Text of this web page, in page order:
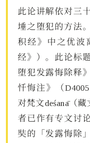
此论讲解依对三
埵之堕犯的方法
积经》中之优波
经》）。此论标
堕犯发露悔除释
忏悔注》（
对梵文deśanā（
者已作有专文讨
奘的「发露悔除